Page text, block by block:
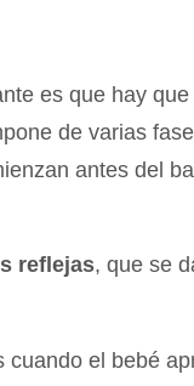
es que hay que
de varias
antes del
reflejas, que se
cuando el bebé